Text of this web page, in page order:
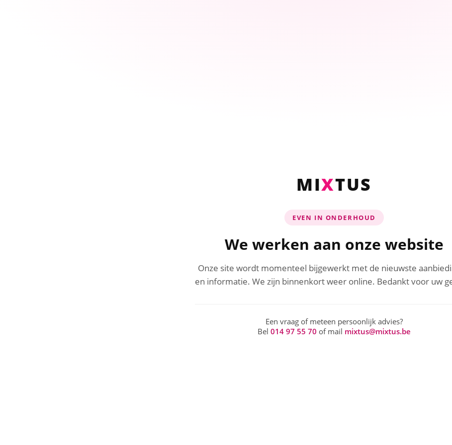
MIXTUS
EVEN IN ONDERHOUD
We werken aan onze website
Onze site wordt momenteel bijgewerkt met de nieuwste
en informatie. We zijn binnenkort weer online. Bedankt voor uw
Een vraag of meteen persoonlijk advies?
Bel 014 97 55 70 of mail mixtus@mixtus.be